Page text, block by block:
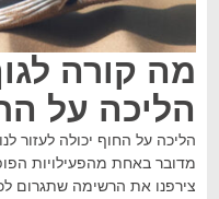
מה קורה
הליכה על
הליכה על החוף יכולה לעזור
מדובר באחת מהפעילויות
צירפנו את הרשימה שתגרום